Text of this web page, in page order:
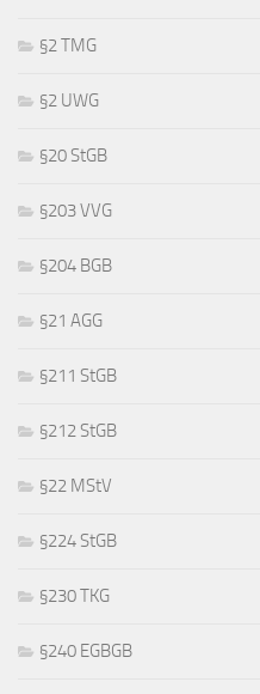
§2 TMG
§2 UWG
§20 StGB
§203 VVG
§204 BGB
§21 AGG
§211 StGB
§212 StGB
§22 MStV
§224 StGB
§230 TKG
§240 EGBGB